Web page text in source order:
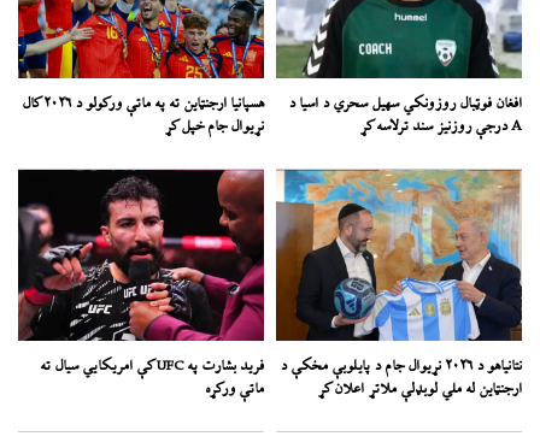
افغان فوټبال روزونکي سهیل سحري د اسیا د
A درجې روزنیز سند ترلاسه کړ
هسپانیا ارجنټاین ته په ماتې ورکولو د ۲۰۲۶ کال
نړیوال جام خپل کړ
نتانیاهو د ۲۰۲۶ نړیوال جام د پایلوبې مخکې د
ارجنټاین له ملي لوبډلې ملاتړ اعلان کړ
فرید بشارت په UFC کې امریکايي سیال ته
ماتې ورکړه